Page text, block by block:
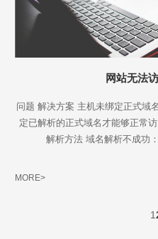
网站无法
问题 解决方案 主机未绑定正式域
定已解析的正式域名才能够正常
解析方法 域名解析不成功
MORE>
1